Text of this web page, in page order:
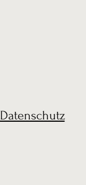
Datenschutz